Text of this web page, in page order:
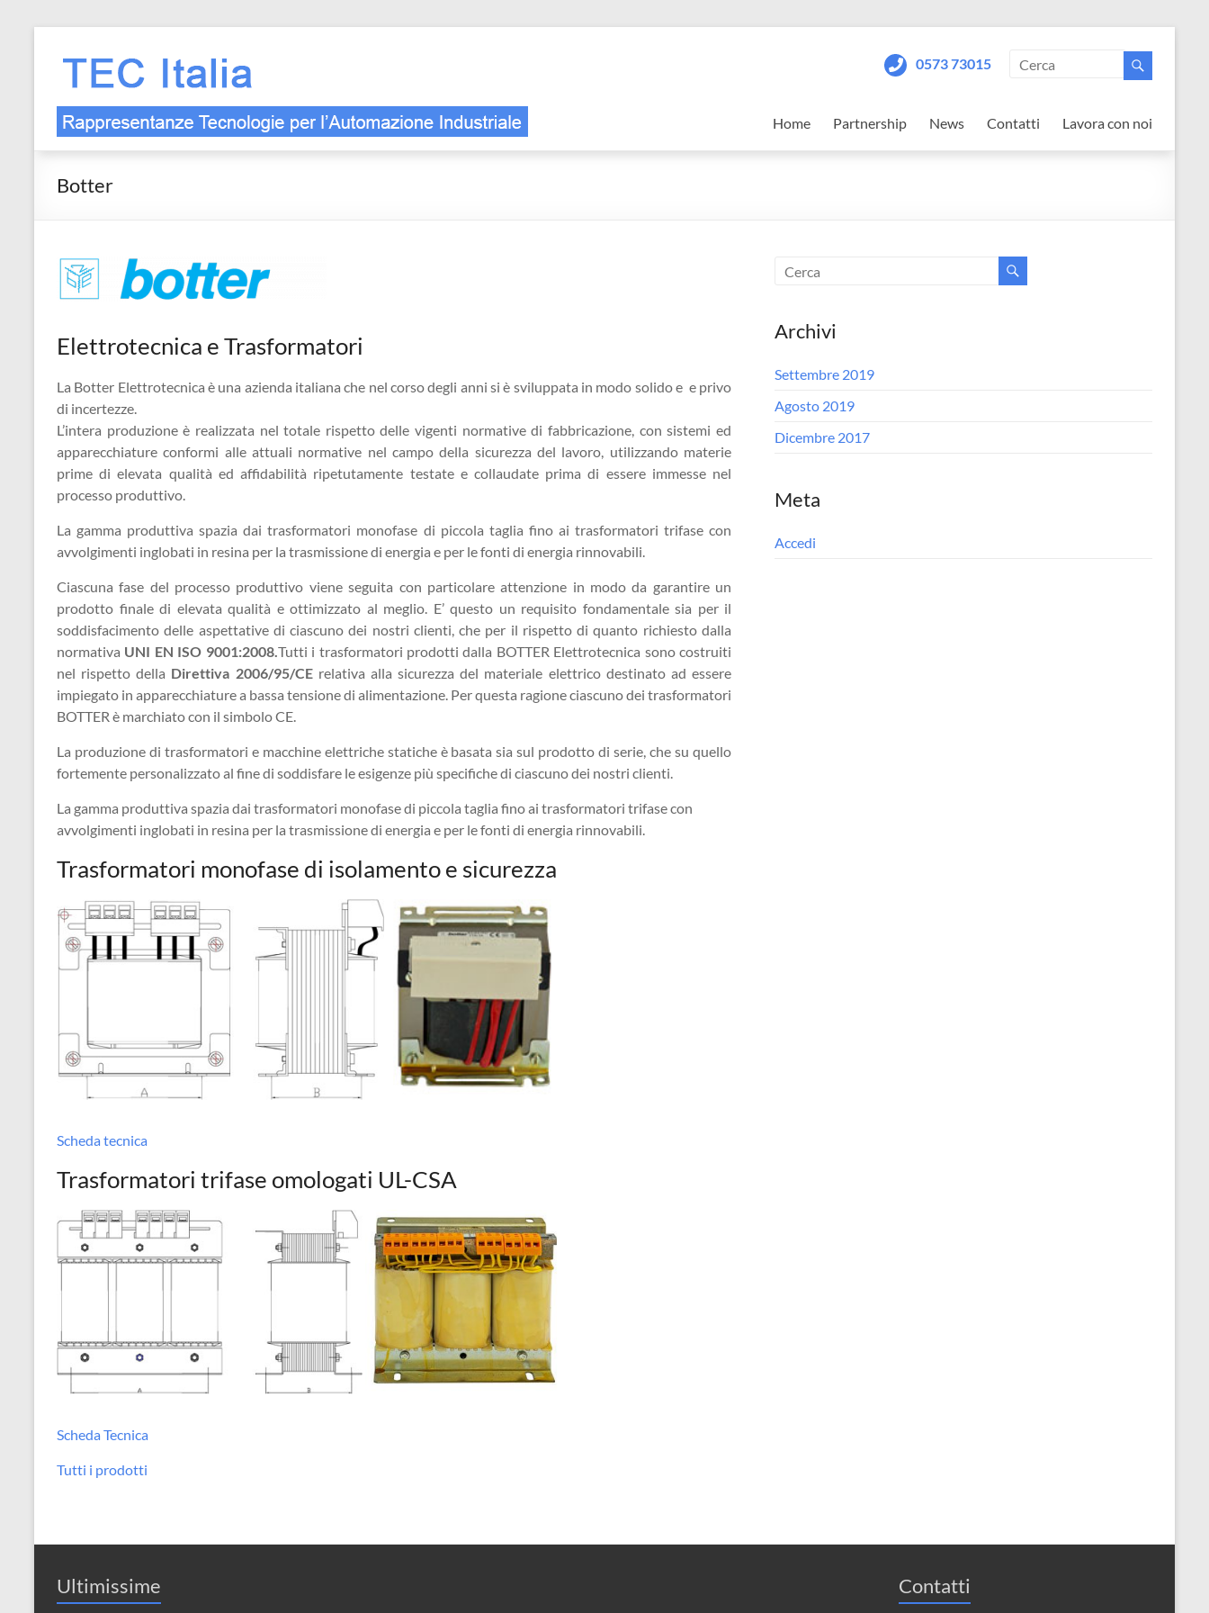
contenuto
0573 73015
Home Partnership News Contatti Lavora con noi
Botter
Elettrotecnica e Trasformatori
La Botter Elettrotecnica è una azienda italiana che nel corso degli anni si è sviluppata in modo solido e e privo
di incertezze.
L’intera produzione è realizzata nel totale rispetto delle vigenti normative di fabbricazione, con sistemi ed
apparecchiature conformi alle attuali normative nel campo della sicurezza del lavoro, utilizzando materie
prime di elevata qualità ed affidabilità ripetutamente testate e collaudate prima di essere immesse nel
processo produttivo.
La gamma produttiva spazia dai trasformatori monofase di piccola taglia fino ai trasformatori trifase con
avvolgimenti inglobati in resina per la trasmissione di energia e per le fonti di energia rinnovabili.
Ciascuna fase del processo produttivo viene seguita con particolare attenzione in modo da garantire un
prodotto finale di elevata qualità e ottimizzato al meglio. E’ questo un requisito fondamentale sia per il
soddisfacimento delle aspettative di ciascuno dei nostri clienti, che per il rispetto di quanto richiesto dalla
normativa UNI EN ISO 9001:2008.Tutti i trasformatori prodotti dalla BOTTER Elettrotecnica sono costruiti
nel rispetto della Direttiva 2006/95/CErelativa alla sicurezza del materiale elettrico destinato ad essere
impiegato in apparecchiature a bassa tensione di alimentazione. Per questa ragione ciascuno dei trasformatori
BOTTER è marchiato con il simbolo CE.
La produzione di trasformatori e macchine elettriche statiche è basata sia sul prodotto di serie, che su quello
fortemente personalizzato al fine di soddisfare le esigenze più specifiche di ciascuno dei nostri clienti.
La gamma produttiva spazia dai trasformatori monofase di piccola taglia fino ai trasformatori trifase con
avvolgimenti inglobati in resina per la trasmissione di energia e per le fonti di energia rinnovabili.
Trasformatori monofase di isolamento e sicurezza
Scheda tecnica
Trasformatori trifase omologati UL-CSA
Scheda Tecnica
Tutti i prodotti
Archivi
Settembre 2019
Agosto 2019
Dicembre 2017
Meta
Accedi
Ultimissime Contatti